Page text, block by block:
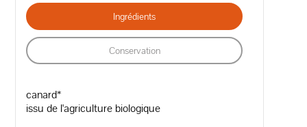
Ingrédients
Conservation
canard*
issu de l'agriculture biologique